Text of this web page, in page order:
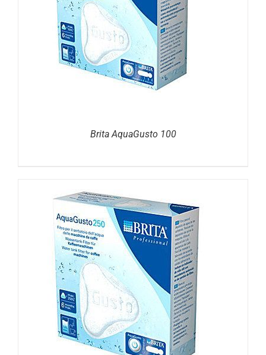
DETAILS
Brita AquaGusto 100
DETAILS